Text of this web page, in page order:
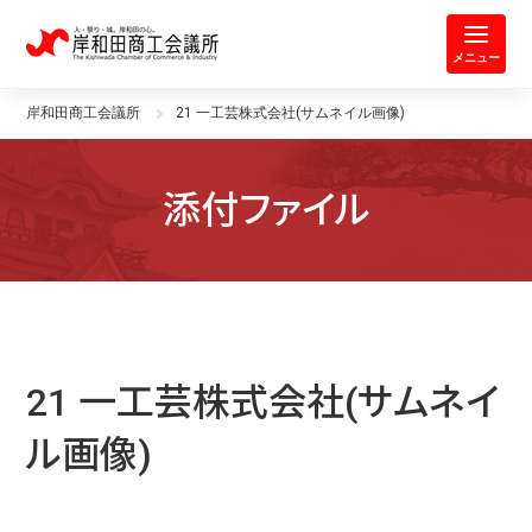
岸和田商工会議所 | 人・祭り・城。
メニュー
岸和田商工会議所 21 一工芸株式会社(サムネイル画像)
添付ファイル
21 一工芸株式会社(サムネイ
ル画像)